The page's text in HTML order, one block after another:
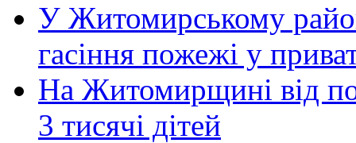
У Житомирському
гасіння пожежі у
На Житомирщині від
3 тисячі дітей